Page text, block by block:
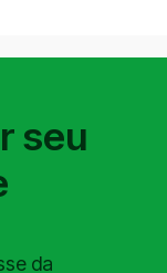
seu
da